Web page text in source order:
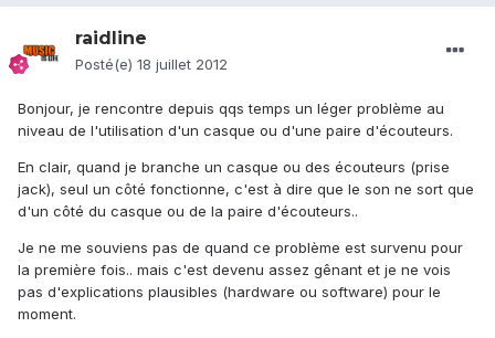
raidline
Posté(e) 18 juillet 2012
Bonjour, je rencontre depuis qqs temps un léger problème au
niveau de l'utilisation d'un casque ou d'une paire d'écouteurs.
En clair, quand je branche un casque ou des écouteurs (prise
jack), seul un côté fonctionne, c'est à dire que le son ne sort que
d'un côté du casque ou de la paire d'écouteurs..
Je ne me souviens pas de quand ce problème est survenu pour
la première fois.. mais c'est devenu assez gênant et je ne vois
pas d'explications plausibles (hardware ou software) pour le
moment.